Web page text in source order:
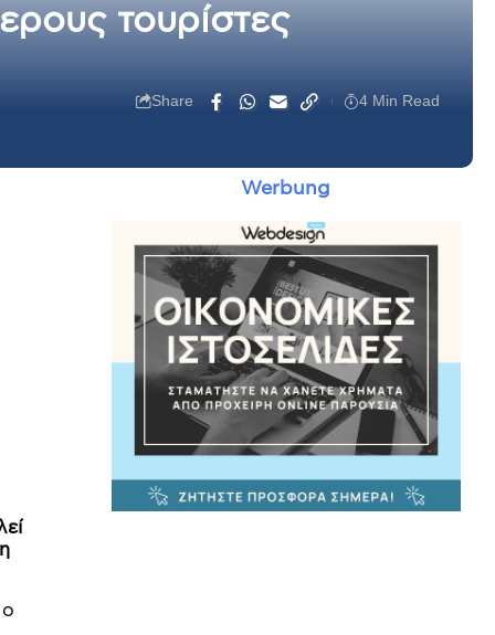
τουρίστες
Share 4 Min Read
Werbung